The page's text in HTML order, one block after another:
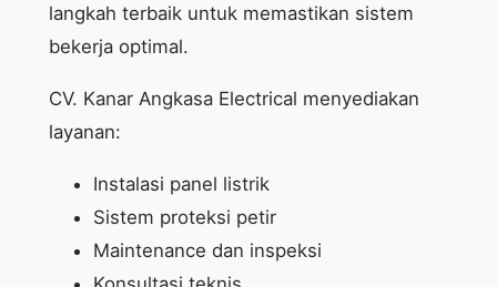
langkah terbaik untuk memastikan sistem
bekerja optimal.
CV. Kanar Angkasa Electrical menyediakan
layanan:
Instalasi panel listrik
Sistem proteksi petir
Maintenance dan inspeksi